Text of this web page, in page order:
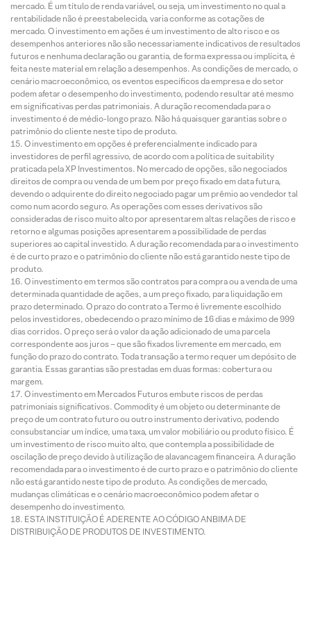
mercado. É um título de renda variável, ou seja, um investimento no qual a
rentabilidade não é preestabelecida, varia conforme as cotações de
mercado. O investimento em ações é um investimento de alto risco e os
desempenhos anteriores não são necessariamente indicativos de resultados
futuros e nenhuma declaração ou garantia, de forma expressa ou implícita, é
feita neste material em relação a desempenhos. As condições de mercado, o
cenário macroeconômico, os eventos específicos da empresa e do setor
podem afetar o desempenho do investimento, podendo resultar até mesmo
em significativas perdas patrimoniais. A duração recomendada para o
investimento é de médio-longo prazo. Não há quaisquer garantias sobre o
patrimônio do cliente neste tipo de produto.
O investimento em opções é preferencialmente indicado para
investidores de perfil agressivo, de acordo com a política de suitability
praticada pela XP Investimentos. No mercado de opções, são negociados
direitos de compra ou venda de um bem por preço fixado em data futura,
devendo o adquirente do direito negociado pagar um prêmio ao vendedor tal
como num acordo seguro. As operações com esses derivativos são
consideradas de risco muito alto por apresentarem altas relações de risco e
retorno e algumas posições apresentarem a possibilidade de perdas
superiores ao capital investido. A duração recomendada para o investimento
é de curto prazo e o patrimônio do cliente não está garantido neste tipo de
produto.
O investimento em termos são contratos para compra ou a venda de uma
determinada quantidade de ações, a um preço fixado, para liquidação em
prazo determinado. O prazo do contrato a Termo é livremente escolhido
pelos investidores, obedecendo o prazo mínimo de 16 dias e máximo de 999
dias corridos. O preço será o valor da ação adicionado de uma parcela
correspondente aos juros – que são fixados livremente em mercado, em
função do prazo do contrato. Toda transação a termo requer um depósito de
garantia. Essas garantias são prestadas em duas formas: cobertura ou
margem.
O investimento em Mercados Futuros embute riscos de perdas
patrimoniais significativos. Commodity é um objeto ou determinante de
preço de um contrato futuro ou outro instrumento derivativo, podendo
consubstanciar um índice, uma taxa, um valor mobiliário ou produto físico. É
um investimento de risco muito alto, que contempla a possibilidade de
oscilação de preço devido à utilização de alavancagem financeira. A duração
recomendada para o investimento é de curto prazo e o patrimônio do cliente
não está garantido neste tipo de produto. As condições de mercado,
mudanças climáticas e o cenário macroeconômico podem afetar o
desempenho do investimento.
ESTA INSTITUIÇÃO É ADERENTE AO CÓDIGO ANBIMA DE
DISTRIBUIÇÃO DE PRODUTOS DE INVESTIMENTO.